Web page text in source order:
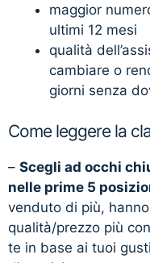
maggior
ultimi 12 mesi
qualità
cambiare o
giorni senza
Come leggere la
– Scegli ad occhi
nelle prime 5
venduto di più,
qualità/prezzo più
te in base ai tuoi